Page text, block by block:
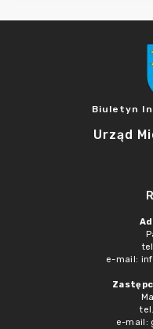
Biuletyn
Urząd
e-mail:
e-mail: